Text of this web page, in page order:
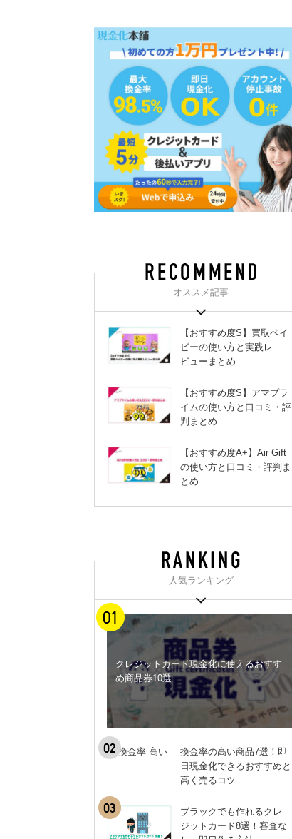
– オススメ記事 –
【おすすめ度S】買取ベイ
ビーの使い方と実践レ
ビューまとめ
【おすすめ度S】アマプラ
イムの使い方と口コミ・評
判まとめ
【おすすめ度A+】Air Gift
の使い方と口コミ・評判ま
とめ
– 人気ランキング –
クレジットカード現金化に使えるおすす
め商品券10選
換金率の高い商品7選！即
日現金化できるおすすめと
高く売るコツ
ブラックでも作れるクレ
ジットカード8選！審査な